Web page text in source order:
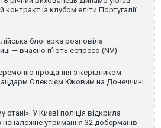
із клубом еліти Португалії
блогерка розповіла
— вчасно п’ють еспресо (NV)
прощання з керівником
Олексієм Юковим на Донеччині
У Києві поліція відкрила
утримання 32 доберманів